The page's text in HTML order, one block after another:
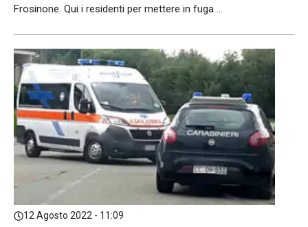
Frosinone. Qui i residenti per mettere in fuga ...
12 Agosto 2022 - 11:09